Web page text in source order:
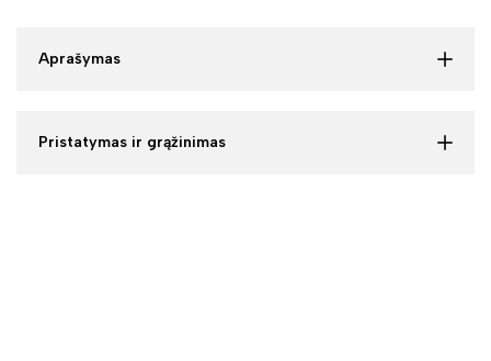
Aprašymas
Pristatymas ir grąžinimas